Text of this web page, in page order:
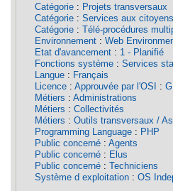
Catégorie: Projets transversaux
Catégorie: Services aux citoyens
Catégorie: Télé-procédures
Environnement: Web
Etat d'avancement: 1 - Planifié
Fonctions système: Services
Langue: Français
Licence: Approuvée par l'OSI :
Métiers : Administrations
Métiers : Collectivités
Métiers : Outils transversaux /
Programming Language: PHP
Public concerné: Agents
Public concerné: Elus
Public concerné: Techniciens
Système d exploitation: OS